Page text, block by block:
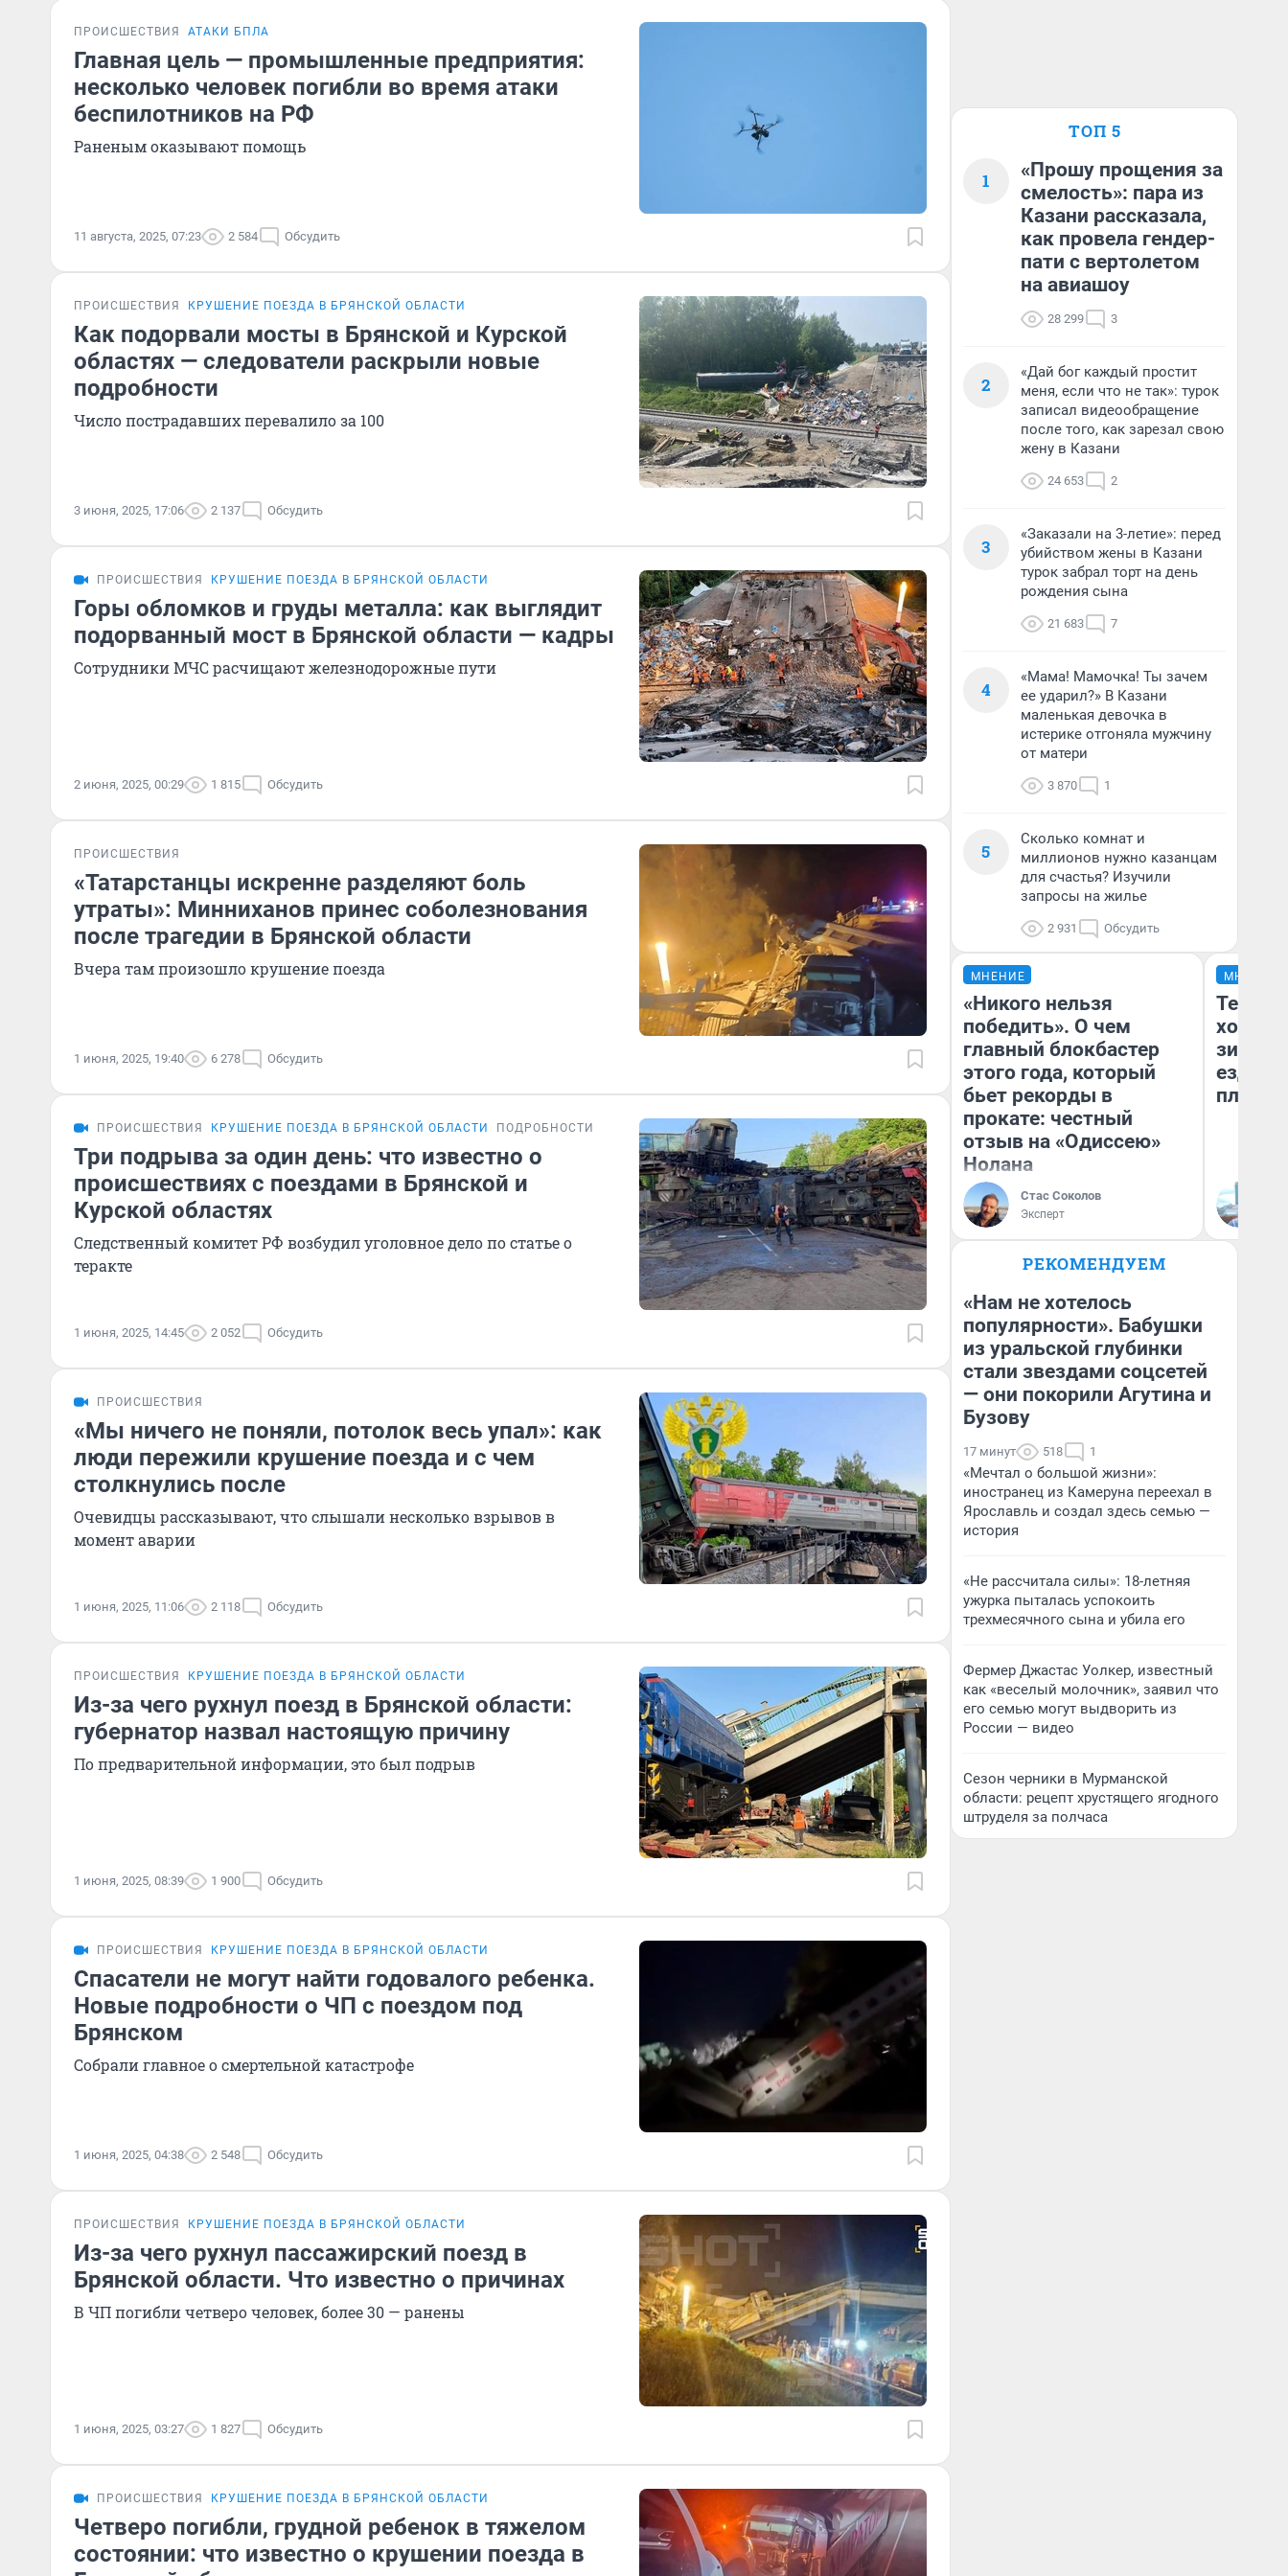
ПРОИСШЕСТВИЯ АТАКИ БПЛА
Главная цель — промышленные предприятия:
несколько человек погибли во время атаки
беспилотников на РФ
Раненым оказывают помощь
11 августа, 2025, 07:23 2 584 Обсудить
ПРОИСШЕСТВИЯ КРУШЕНИЕ ПОЕЗДА В БРЯНСКОЙ ОБЛАСТИ
Как подорвали мосты в Брянской и Курской
областях — следователи раскрыли новые
подробности
Число пострадавших перевалило за 100
3 июня, 2025, 17:06 2 137 Обсудить
ПРОИСШЕСТВИЯ КРУШЕНИЕ ПОЕЗДА В БРЯНСКОЙ ОБЛАСТИ
Горы обломков и груды металла: как выглядит
подорванный мост в Брянской области — кадры
Сотрудники МЧС расчищают железнодорожные пути
2 июня, 2025, 00:29 1 815 Обсудить
ПРОИСШЕСТВИЯ
«Татарстанцы искренне разделяют боль
утраты»: Минниханов принес соболезнования
после трагедии в Брянской области
Вчера там произошло крушение поезда
1 июня, 2025, 19:40 6 278 Обсудить
ПРОИСШЕСТВИЯ КРУШЕНИЕ ПОЕЗДА В БРЯНСКОЙ ОБЛАСТИ ПОДРОБНОСТИ
Три подрыва за один день: что известно о
происшествиях с поездами в Брянской и
Курской областях
Следственный комитет РФ возбудил уголовное дело по статье о
теракте
1 июня, 2025, 14:45 2 052 Обсудить
ПРОИСШЕСТВИЯ
«Мы ничего не поняли, потолок весь упал»: как
люди пережили крушение поезда и с чем
столкнулись после
Очевидцы рассказывают, что слышали несколько взрывов в
момент аварии
1 июня, 2025, 11:06 2 118 Обсудить
ПРОИСШЕСТВИЯ КРУШЕНИЕ ПОЕЗДА В БРЯНСКОЙ ОБЛАСТИ
Из-за чего рухнул поезд в Брянской области:
губернатор назвал настоящую причину
По предварительной информации, это был подрыв
1 июня, 2025, 08:39 1 900 Обсудить
ПРОИСШЕСТВИЯ КРУШЕНИЕ ПОЕЗДА В БРЯНСКОЙ ОБЛАСТИ
Спасатели не могут найти годовалого ребенка.
Новые подробности о ЧП с поездом под
Брянском
Собрали главное о смертельной катастрофе
1 июня, 2025, 04:38 2 548 Обсудить
ПРОИСШЕСТВИЯ КРУШЕНИЕ ПОЕЗДА В БРЯНСКОЙ ОБЛАСТИ
Из-за чего рухнул пассажирский поезд в
Брянской области. Что известно о причинах
В ЧП погибли четверо человек, более 30 — ранены
1 июня, 2025, 03:27 1 827 Обсудить
ПРОИСШЕСТВИЯ КРУШЕНИЕ ПОЕЗДА В БРЯНСКОЙ ОБЛАСТИ
Четверо погибли, грудной ребенок в тяжелом
состоянии: что известно о крушении поезда в
ТОП 5
1
«Прошу прощения за
смелость»: пара из
Казани рассказала,
как провела гендер-
пати с вертолетом
на авиашоу
28 299 3
2
«Дай бог каждый простит
меня, если что не так»: турок
записал видеообращение
после того, как зарезал свою
жену в Казани
24 653 2
3
«Заказали на 3-летие»: перед
убийством жены в Казани
турок забрал торт на день
рождения сына
21 683 7
4
«Мама! Мамочка! Ты зачем
ее ударил?» В Казани
маленькая девочка в
истерике отгоняла мужчину
от матери
3 870 1
5
Сколько комнат и
миллионов нужно казанцам
для счастья? Изучили
запросы на жилье
2 931 Обсудить
МНЕНИЕ
«Никого нельзя
победить». О чем
главный блокбастер
этого года, который
бьет рекорды в
прокате: честный
отзыв на «Одиссею»
Нолана
Стас Соколов
Эксперт
МНЕНИЕ
Тепло
зимой.
ездит
плюсы
РЕКОМЕНДУЕМ
«Нам не хотелось
популярности». Бабушки
из уральской глубинки
стали звездами соцсетей
— они покорили Агутина и
Бузову
17 минут 518 1
«Мечтал о большой жизни»:
иностранец из Камеруна переехал в
Ярославль и создал здесь семью —
история
«Не рассчитала силы»: 18-летняя
ужурка пыталась успокоить
трехмесячного сына и убила его
Фермер Джастас Уолкер, известный
как «веселый молочник», заявил что
его семью могут выдворить из
России — видео
Сезон черники в Мурманской
области: рецепт хрустящего ягодного
штруделя за полчаса